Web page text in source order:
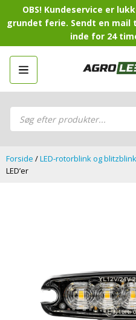
OBS! Kundeservice er
grundet ferie. Sendt en mail
inde for 24
Products
search
LED-Guide
Sammensæt din egen LED-pakke.
LED-arbejdslamper
LED-barer og fjernlys
LED-baglygter
LED-rotorblink og
LED-armaturer og
Stik, kabelbindere
og landbrug
Gå tilbage
LED-
LED-arbejdslamper
LED-barer og fjernlys
LED-baglygter
LED-armaturer og
Stik, kabelbindere
landbrug
Forside /LED-rotorblink og blitzblink
LED’er